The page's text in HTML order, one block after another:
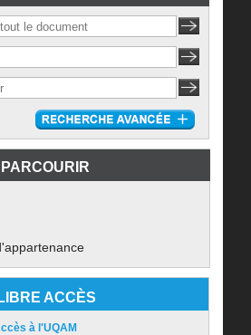
PARCOURIR
LIBRE ACCÈS
à l'UQAM